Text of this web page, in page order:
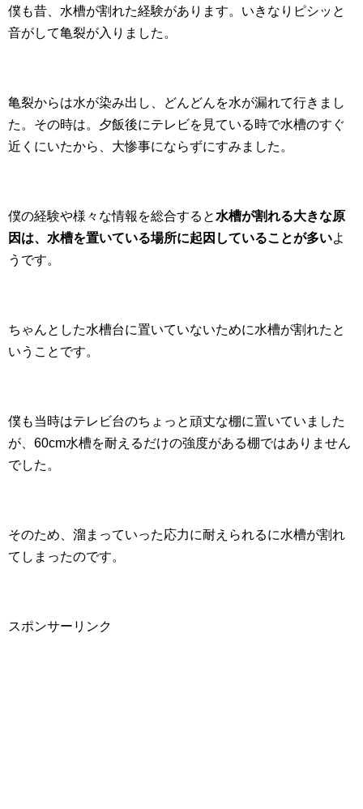
僕も昔、水槽が割れた経験があります。いきなりピシッと
音がして亀裂が入りました。
亀裂からは水が染み出し、どんどんを水が漏れて行きまし
た。その時は。夕飯後にテレビを見ている時で水槽のすぐ
近くにいたから、大惨事にならずにすみました。
僕の経験や様々な情報を総合すると 水槽が割れる大きな原
因は、水槽を置いている場所に起因していることが多いよ
うです。
ちゃんとした水槽台に置いていないために水槽が割れたと
いうことです。
僕も当時はテレビ台のちょっと頑丈な棚に置いていました
が、60cm水槽を耐えるだけの強度がある棚ではありません
でした。
そのため、溜まっていった応力に耐えられるに水槽が割れ
てしまったのです。
スポンサーリンク